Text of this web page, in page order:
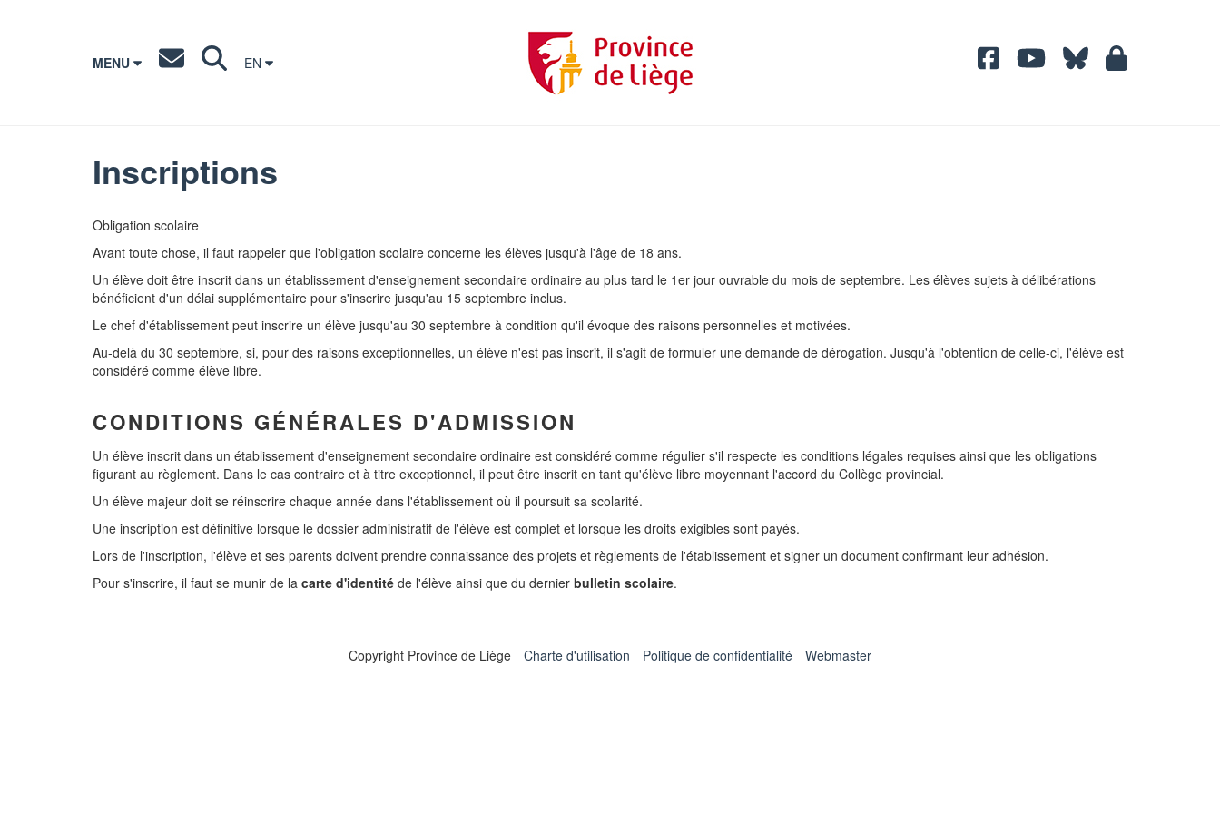
MENU EN
Inscriptions
Obligation scolaire
Avant toute chose, il faut rappeler que l'obligation scolaire concerne les élèves jusqu'à l'âge de 18 ans.
Un élève doit être inscrit dans un établissement d'enseignement secondaire ordinaire au plus tard le 1er jour ouvrable du mois de septembre. Les élèves sujets à délibérations
bénéficient d'un délai supplémentaire pour s'inscrire jusqu'au 15 septembre inclus.
Le chef d'établissement peut inscrire un élève jusqu'au 30 septembre à condition qu'il évoque des raisons personnelles et motivées.
Au-delà du 30 septembre, si, pour des raisons exceptionnelles, un élève n'est pas inscrit, il s'agit de formuler une demande de dérogation. Jusqu'à l'obtention de celle-ci, l'élève est
considéré comme élève libre.
CONDITIONS GÉNÉRALES D'ADMISSION
Un élève inscrit dans un établissement d'enseignement secondaire ordinaire est considéré comme régulier s'il respecte les conditions légales requises ainsi que les obligations
figurant au règlement. Dans le cas contraire et à titre exceptionnel, il peut être inscrit en tant qu'élève libre moyennant l'accord du Collège provincial.
Un élève majeur doit se réinscrire chaque année dans l'établissement où il poursuit sa scolarité.
Une inscription est définitive lorsque le dossier administratif de l'élève est complet et lorsque les droits exigibles sont payés.
Lors de l'inscription, l'élève et ses parents doivent prendre connaissance des projets et règlements de l'établissement et signer un document confirmant leur adhésion.
Pour s'inscrire, il faut se munir de la carte d'identité de l'élève ainsi que du dernier bulletin scolaire.
Copyright Province de Liège Charte d'utilisation Politique de confidentialité Webmaster